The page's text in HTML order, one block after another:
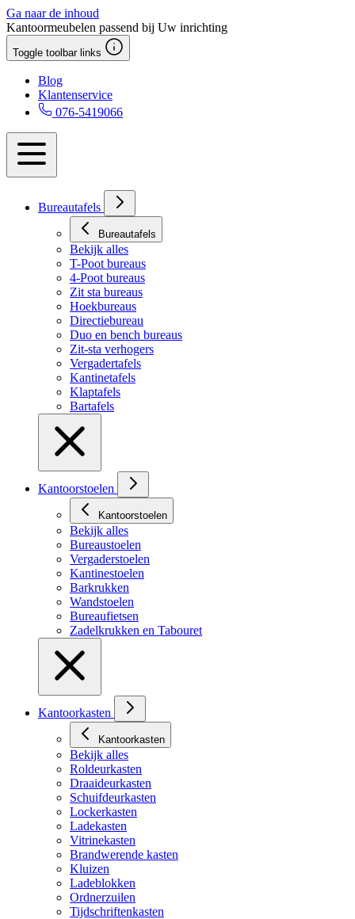
Ga naar de inhoud
Kantoormeubelen passend bij Uw inrichting
Toggle toolbar links
Blog
Klantenservice
076-5419066
Bureautafels
Bureautafels
Bekijk alles
T-Poot bureaus
4-Poot bureaus
Zit sta bureaus
Hoekbureaus
Directiebureau
Duo en bench bureaus
Zit-sta verhogers
Vergadertafels
Kantinetafels
Klaptafels
Bartafels
Kantoorstoelen
Kantoorstoelen
Bekijk alles
Bureaustoelen
Vergaderstoelen
Kantinestoelen
Barkrukken
Wandstoelen
Bureaufietsen
Zadelkrukken en Tabouret
Kantoorkasten
Kantoorkasten
Bekijk alles
Roldeurkasten
Draaideurkasten
Schuifdeurkasten
Lockerkasten
Ladekasten
Vitrinekasten
Brandwerende kasten
Kluizen
Ladeblokken
Ordnerzuilen
Tijdschriftenkasten